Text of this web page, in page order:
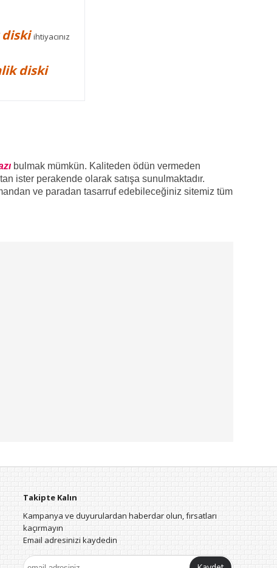
diskiihtiyacınız
diski
bulmak mümkün. Kaliteden ödün vermeden
ister perakende olarak satışa sunulmaktadır.
ve paradan tasarruf edebileceğiniz sitemiz tüm
Takipte Kalın
Kampanya ve duyurulardan haberdar olun, fırsatları
kaçırmayın
Email adresinizi kaydedin